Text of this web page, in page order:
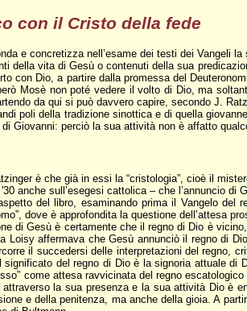
con il Cristo della fede
e concretizza nell’esame dei testi dei Vangeli
della vita di Gesù o contenuti della sua
con Dio, a partire dalla promessa del
Mosè non poté vedere il volto di Dio, ma
da qui si può davvero capire, secondo J.
poli della tradizione sinottica e di quella
Giovanni: perciò la sua attività non è affatto
è che già in essi la “cristologia”, cioè il
anche sull’esegesi cattolica – che l’annuncio
del libro, esaminando prima il Vangelo
dove è approfondita la questione dell’attesa
di Gesù è certamente che il regno di Dio è
Loisy affermava che Gesù annunciò il regno di
il succedersi delle interpretazioni del regno,
del regno di Dio è la signoria attuale di
come attesa ravvicinata del regno
la sua presenza e la sua attività Dio è
e della penitenza, ma anche della gioia. A